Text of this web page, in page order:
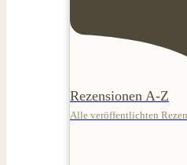
Rezensionen A-Z
Alle veröffentlichten